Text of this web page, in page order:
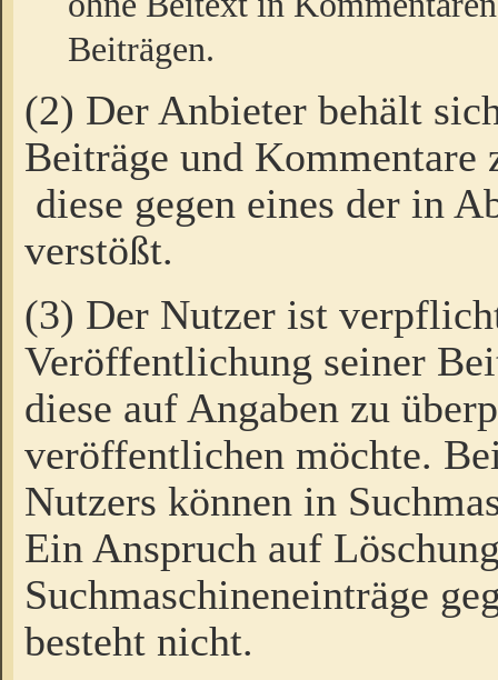
Beiträgen.
(2) Der Anbieter behält
Beiträge und Kommentare
diese gegen eines der in
verstößt.
(3) Der Nutzer ist
Veröffentlichung seiner
diese auf Angaben zu
veröffentlichen möchte.
Nutzers können in
Ein Anspruch auf
Suchmaschineneinträge
besteht nicht.